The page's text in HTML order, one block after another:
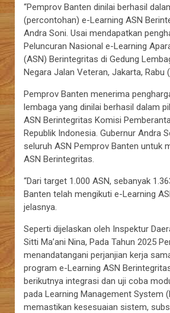
“Pemprov Banten dinilai berhasil
(percontohan) e-Learning ASN
Andra Soni. Usai mendapatkan
Peluncuran Nasional e-Learning
(ASN) Berintegritas di Gedung
Negara Jalan Veteran, Jakarta, Rabu
Pemprov Banten menerima
lembaga yang dinilai berhasil dalam
ASN Berintegritas Komisi
Republik Indonesia. Gubernur Andra
seluruh ASN Pemprov Banten untuk
ASN Berintegritas.
“Dari target 1.000 ASN, sebanyak
Banten telah mengikuti e-Learning
jelasnya.
Seperti dijelaskan oleh Inspektur
Sitti Ma’ani Nina, Pada Tahun 2025
menandatangani perjanjian kerja
program e-Learning ASN
berikutnya integrasi dan uji coba
pada Learning Management System
memastikan kesesuaian sistem,